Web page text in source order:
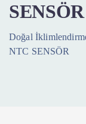
SENSÖR
Doğal
NTC SENSÖR